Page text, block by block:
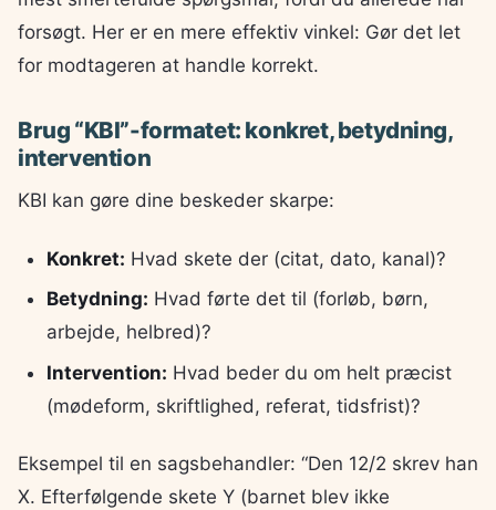
forsøgt. Her er en mere effektiv vinkel: Gør det let
for modtageren at handle korrekt.
Brug “KBI”-formatet: konkret, betydning,
intervention
KBI kan gøre dine beskeder skarpe:
Konkret: Hvad skete der (citat, dato, kanal)?
Betydning: Hvad førte det til (forløb, børn,
arbejde, helbred)?
Intervention: Hvad beder du om helt præcist
(mødeform, skriftlighed, referat, tidsfrist)?
Eksempel til en sagsbehandler: “Den 12/2 skrev han
X. Efterfølgende skete Y (barnet blev ikke